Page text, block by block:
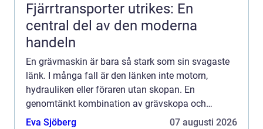
Fjärrtransporter utrikes: En
central del av den moderna
handeln
En grävmaskin är bara så stark som sin svagaste
länk. I många fall är den länken inte motorn,
hydrauliken eller föraren utan skopan. En
genomtänkt kombination av grävskopa och
grävmaskin avgör hur effektivt maskinen arbetar,
Eva Sjöberg 07 augusti 2026